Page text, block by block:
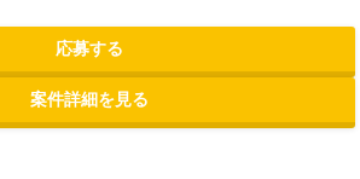
応募する
案件詳細を見る